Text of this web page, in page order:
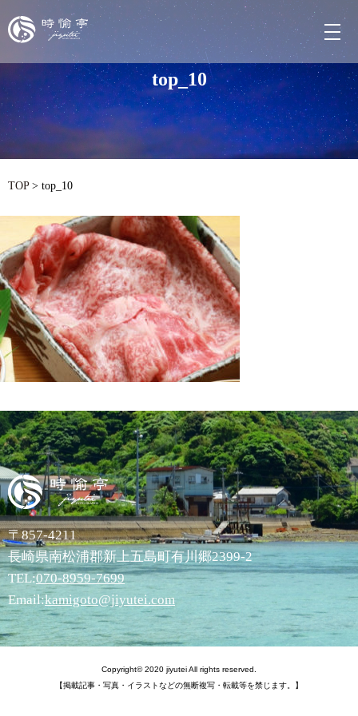
メ
top_10
TOP> top_10
〒857-4211
長崎県南松浦郡新上五島町有川郷2399-2
TEL:070-8959-7699
Email:kamigoto@jiyutei.com
Copyright© 2020 jiyutei All rights reserved.
【掲載記事・写真・イラストなどの無断複写・転載等を禁じます。】